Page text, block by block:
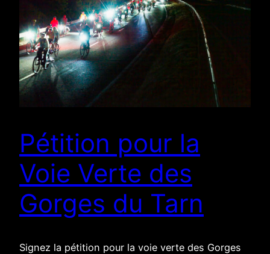
Pétition pour la
Voie Verte des
Gorges du Tarn
Signez la pétition pour la voie verte des Gorges